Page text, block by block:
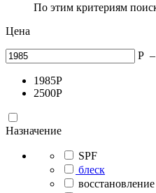
По этим критериям
Цена
Р –
1985Р
2500Р
Назначение
SPF
блеск